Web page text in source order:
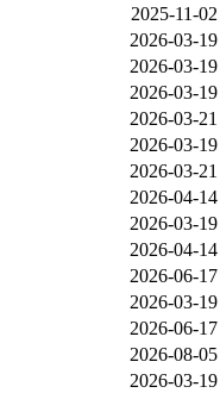
2025-11-
2026-03-
2026-03-
2026-03-
2026-03-
2026-03-
2026-03-
2026-04-
2026-03-
2026-04-
2026-06-
2026-03-
2026-06-
2026-08-
2026-03-